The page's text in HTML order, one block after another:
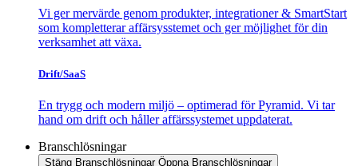
Vi ger mervärde genom produkter, integrationer & SmartStart
som kompletterar affärsysstemet och ger möjlighet för din
verksamhet att växa.
Drift/SaaS
En trygg och modern miljö – optimerad för Pyramid. Vi tar
hand om drift och håller affärssystemet uppdaterat.
Branschlösningar
Stäng Branschlösningar Öppna Branschlösningar